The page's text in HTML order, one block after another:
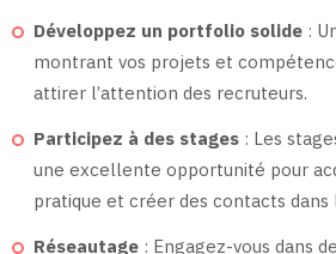
Développez un portfolio solide :
montrant vos projets et
attirer l’attention des recruteurs.
Participez à des stages : Les
une excellente opportunité pour
pratique et créer des contacts dans
Réseautage : Engagez-vous dans